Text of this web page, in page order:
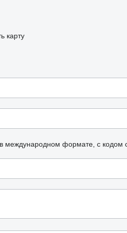
карту
международном формате, с кодом